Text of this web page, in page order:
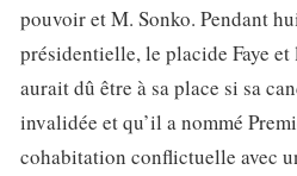
pouvoir et M. Sonko. Pendant
présidentielle, le placide Faye
aurait dû être à sa place si sa
invalidée et qu’il a nommé
cohabitation conflictuelle avec